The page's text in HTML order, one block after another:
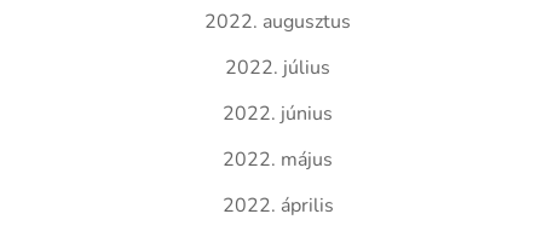
2022. augusztus
2022. július
2022. június
2022. május
2022. április